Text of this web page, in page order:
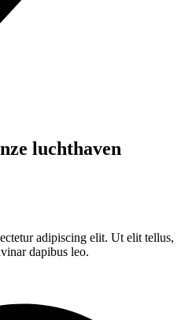
luchthaven
adipiscing elit. Ut elit tellus,
dapibus leo.